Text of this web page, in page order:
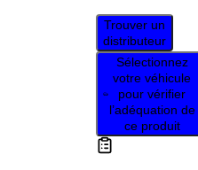
Trouver un
distributeur
Sélectionnez
votre véhicule
pour vérifier
l’adéquation de
ce produit